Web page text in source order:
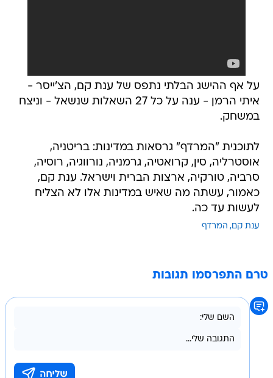
על אף ההישג הבלתי נתפס של ענת קם, הצ'ייסר -
איתי הרמן - ענה על כל 27 השאלות שנשאל - וניצח
במשחק.
לתוכנית "המרדף" גרסאות במדינות: בריטניה,
אוסטרליה, סין, קרואטיה, גרמניה, נורווגיה, רוסיה,
סרביה, טורקיה, ארצות הברית וישראל. ענת קם,
כאמור, עשתה מה שאיש במדינות אלו לא הצליח
לעשות עד כה.
ענת קם המרדף
טרם התפרסמו תגובות